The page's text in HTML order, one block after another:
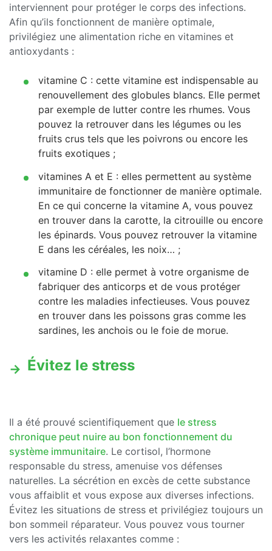
interviennent pour protéger le corps des infections.
Afin qu’ils fonctionnent de manière optimale,
privilégiez une alimentation riche en vitamines et
antioxydants :
vitamine C : cette vitamine est indispensable au
renouvellement des globules blancs. Elle permet
par exemple de lutter contre les rhumes. Vous
pouvez la retrouver dans les légumes ou les
fruits crus tels que les poivrons ou encore les
fruits exotiques ;
vitamines A et E : elles permettent au système
immunitaire de fonctionner de manière optimale.
En ce qui concerne la vitamine A, vous pouvez
en trouver dans la carotte, la citrouille ou encore
les épinards. Vous pouvez retrouver la vitamine
E dans les céréales, les noix… ;
vitamine D : elle permet à votre organisme de
fabriquer des anticorps et de vous protéger
contre les maladies infectieuses. Vous pouvez
en trouver dans les poissons gras comme les
sardines, les anchois ou le foie de morue.
Évitez le stress
Il a été prouvé scientifiquement que le stress
chronique peut nuire au bon fonctionnement du
système immunitaire. Le cortisol, l’hormone
responsable du stress, amenuise vos défenses
naturelles. La sécrétion en excès de cette substance
vous affaiblit et vous expose aux diverses infections.
Évitez les situations de stress et privilégiez toujours un
bon sommeil réparateur. Vous pouvez vous tourner
vers les activités relaxantes comme :